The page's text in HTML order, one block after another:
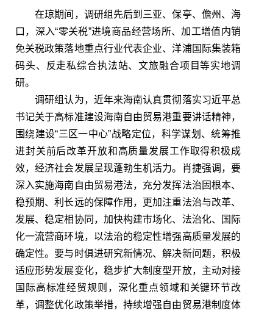
在琼期间，调研组先后到三亚、保亭、儋州、海
口，深入“零关税”进境商品经营场所、加工增值内销
免关税政策落地重点行业代表企业、洋浦国际集装箱
码头、反走私综合执法站、文旅融合项目等实地调
研。
调研组认为，近年来海南认真贯彻落实习近平总
书记关于高标准建设海南自由贸易港重要讲话精神，
围绕建设“三区一中心”战略定位，科学谋划、统筹推
进封关前后改革开放和高质量发展工作取得积极成
效，经济社会发展呈现蓬勃生机活力。肖捷强调，要
深入实施海南自由贸易港法，充分发挥法治固根本、
稳预期、利长远的保障作用，更加注重法治与改革、
发展、稳定相协同，加快构建市场化、法治化、国际
化一流营商环境，以法治的稳定性增强高质量发展的
确定性。要与时俱进研究新情况、解决新问题，积极
适应形势发展变化，稳步扩大制度型开放，主动对接
国际高标准经贸规则，深化重点领域和关键环节改
革，调整优化政策举措，持续增强自由贸易港制度体